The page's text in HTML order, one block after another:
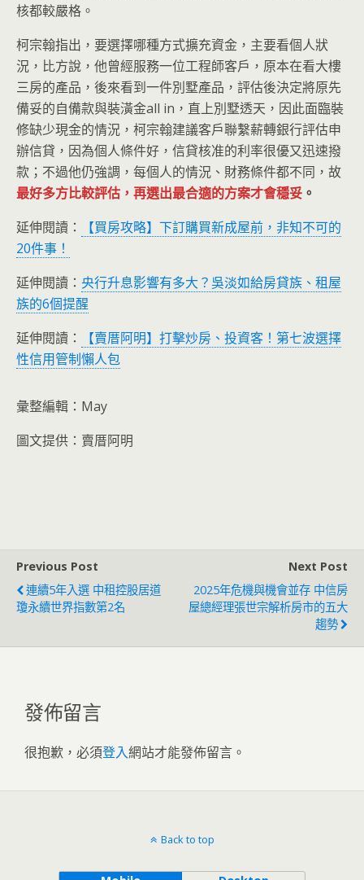
核都較嚴格。
柯宗翰指出，要選擇哪種方式擴充資金，主要看個人狀
況，比方說，他曾經服務一位工程師客戶，原本在看大樓
三房的產品，後來看到一件別墅產品，評估後決定將原先
備妥的自備款與裝潢金all in，直上別墅透天，因此面臨裝
修缺少現金的情況，柯宗翰建議客戶聯繫薪轉銀行評估申
辦信貸，因為個人條件好，信貸核准的利率很優又迅速撥
款；不過他仍強調，每個人的情況、財務條件都不同，故
最好多方比較評估，再選出最合適的方案才會穩妥 。
延伸閱讀：
【買房攻略】下訂購買新成屋前，非知不可的
20件事！
延伸閱讀： 央行升息影響有多大？吳淡如給房貸族、租屋
族的6個提醒
延伸閱讀：
【賣厝阿明】打擊炒房、投資客！第七波選擇
性信用管制懶人包
彙整編輯：May
圖文提供：賣厝阿明
Previous Post
連續5年入選 中租控股居道
瓊永續世界指數第2名
Next Post
2025年危機與機會並存 中信房
屋總經理張世宗解析房市的五大
趨勢
發佈留言
很抱歉，必須登入網站才能發佈留言。
Back to top